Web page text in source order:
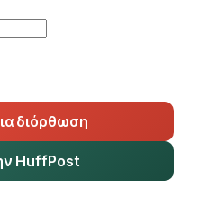
διόρθωση
HuffPost